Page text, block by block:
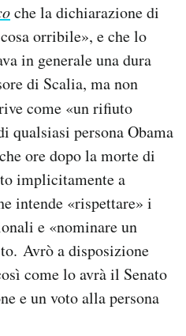
che la dichiarazione di
orribile», e che lo
in generale una dura
di Scalia, ma non
come «un rifiuto
qualsiasi persona Obama
ore dopo la morte di
implicitamente a
intende «rispettare» i
e «nominare un
Avrò a disposizione
come lo avrà il Senato
e un voto alla persona